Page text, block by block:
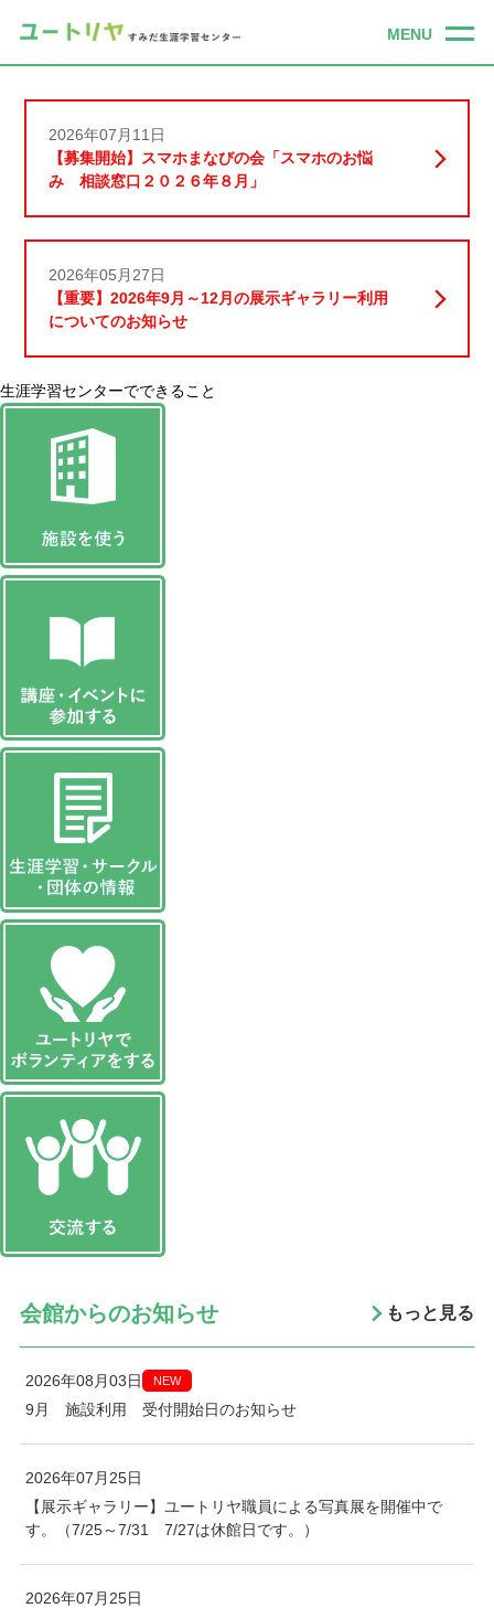
2026年07月11日
【募集開始】スマホまなびの会「スマホのお悩
み 相談窓口２０２６年８月」
2026年05月27日
【重要】2026年9月～12月の展示ギャラリー利用
についてのお知らせ
生涯学習センターでできること
会館からのお知らせ もっと見る
2026年08月03日 NEW
9月 施設利用 受付開始日のお知らせ
2026年07月25日
【展示ギャラリー】ユートリヤ職員による写真展を開催中で
す。（7/25～7/31 7/27は休館日です。）
2026年07月25日